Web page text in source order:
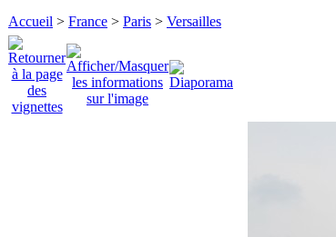
Accueil > France > Paris > Versailles